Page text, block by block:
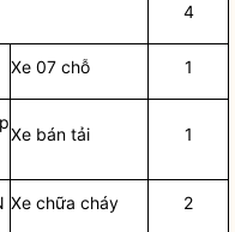
4
Xe 07 chỗ 1
Xe bán tải 1
Xe chữa cháy 2